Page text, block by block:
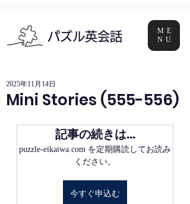
パズル英会話
ME
NU
Mini Stories (555-556)
2025年11月14日
記事の続きは…
puzzle-eikaiwa.com を定期購読してお読み
ください。
今すぐ申込む